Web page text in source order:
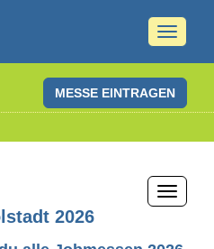
MESSE EINTRAGEN
2026